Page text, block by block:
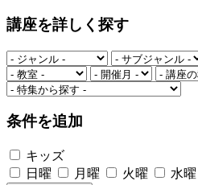
講座を詳しく探す
条件を追加
キッズ
日曜
月曜 火曜 水曜